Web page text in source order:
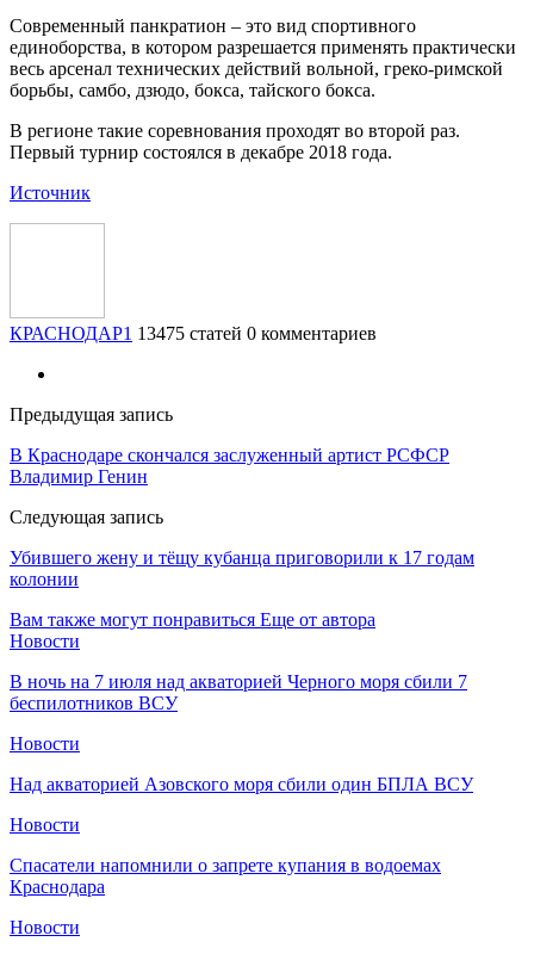
Современный панкратион – это вид спортивного
единоборства, в котором разрешается применять практически
весь арсенал технических действий вольной, греко-римской
борьбы, самбо, дзюдо, бокса, тайского бокса.
В регионе такие соревнования проходят во второй раз.
Первый турнир состоялся в декабре 2018 года.
Источник
КРАСНОДАР1 13475 статей 0 комментариев
Предыдущая запись
В Краснодаре скончался заслуженный артист РСФСР
Владимир Генин
Следующая запись
Убившего жену и тёщу кубанца приговорили к 17 годам
колонии
Вам также могут понравиться Еще от автора
Новости
В ночь на 7 июля над акваторией Черного моря сбили 7
беспилотников ВСУ
Новости
Над акваторией Азовского моря сбили один БПЛА ВСУ
Новости
Спасатели напомнили о запрете купания в водоемах
Краснодара
Новости